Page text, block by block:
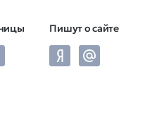
Пишут о сайте